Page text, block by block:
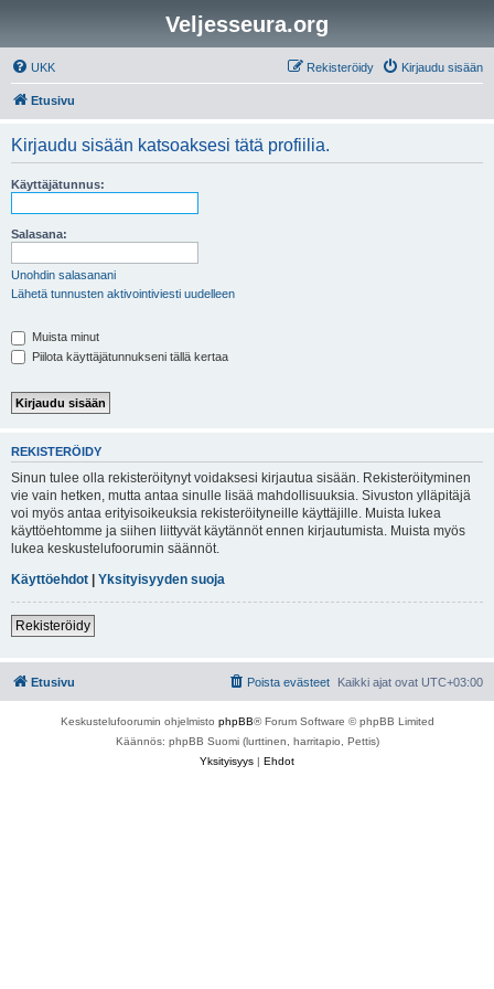
Veljesseura.org
UKK Kirjaudu sisään
Rekisteröidy
Etusivu
Kirjaudu sisään katsoaksesi tätä profiilia.
Käyttäjätunnus:
Salasana:
Unohdin salasanani
Lähetä tunnusten aktivointiviesti uudelleen
Muista minut
Piilota käyttäjätunnukseni tällä kertaa
REKISTERÖIDY
Sinun tulee olla rekisteröitynyt voidaksesi kirjautua sisään. Rekisteröityminen
vie vain hetken, mutta antaa sinulle lisää mahdollisuuksia. Sivuston ylläpitäjä
voi myös antaa erityisoikeuksia rekisteröityneille käyttäjille. Muista lukea
käyttöehtomme ja siihen liittyvät käytännöt ennen kirjautumista. Muista myös
lukea keskustelufoorumin säännöt.
Käyttöehdot | Yksityisyyden suoja
Rekisteröidy
Etusivu Kaikki ajat ovat UTC+03:00
Poista evästeet
Keskustelufoorumin ohjelmisto phpBB® Forum Software © phpBB Limited
Käännös: phpBB Suomi (lurttinen, harritapio, Pettis)
Yksityisyys | Ehdot